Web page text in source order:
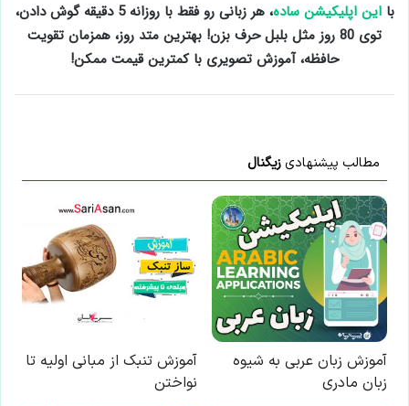
بااین اپلیکیشن ساده
، هر زبانی رو فقط با روزانه 5 دقیقه گوش دادن،
توی 80 روز مثل بلبل حرف بزن! بهترین متد روز، همزمان تقویت
حافظه، آموزش تصویری با کمترین قیمت ممکن!